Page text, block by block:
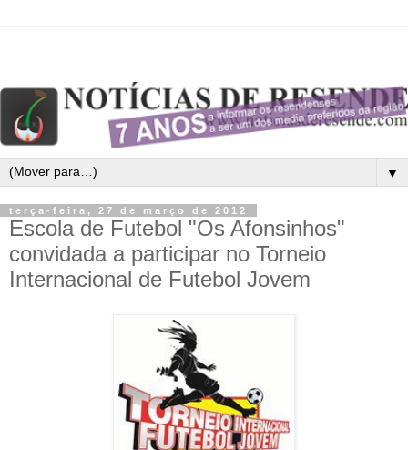
▼
terça-feira, 27 de março de 2012
Escola de Futebol "Os Afonsinhos"
convidada a participar no Torneio
Internacional de Futebol Jovem